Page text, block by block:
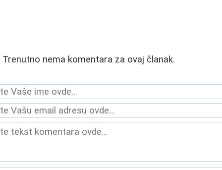
Trenutno nema komentara za ovaj članak.